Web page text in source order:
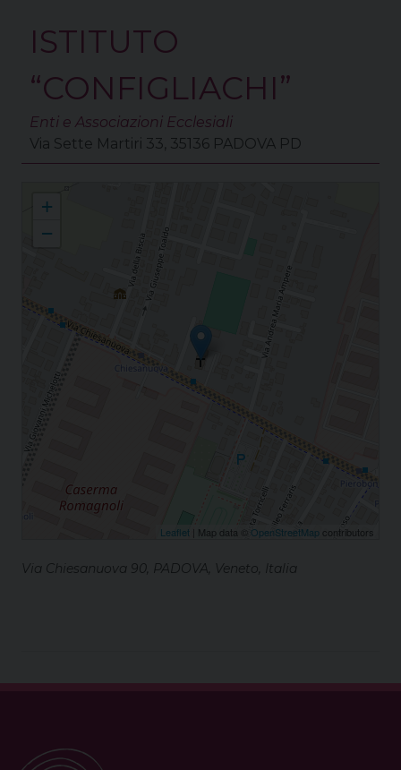
ISTITUTO
“CONFIGLIACHI”
Enti e Associazioni Ecclesiali
Via Sette Martiri 33, 35136 PADOVA PD
+
−
Leaflet | Map data © OpenStreetMap contributors
Via Chiesanuova 90, PADOVA, Veneto, Italia